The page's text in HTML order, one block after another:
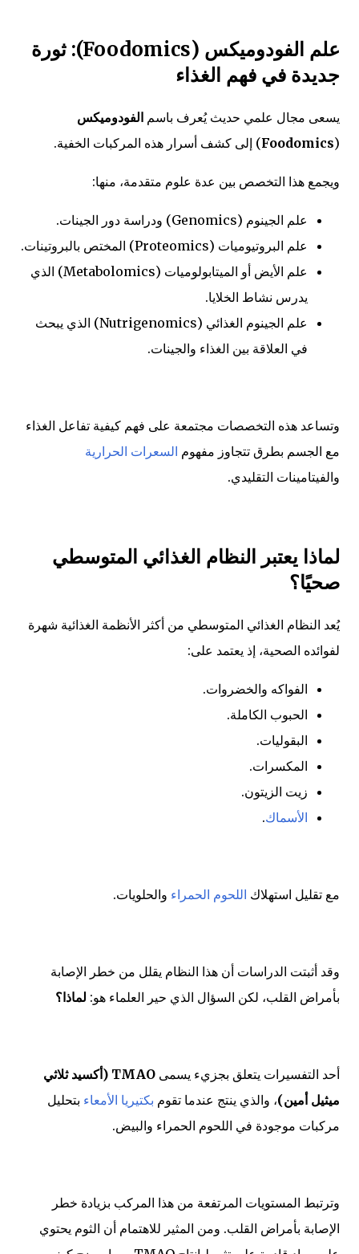
علم الفودوميكس (Foodomics): ثورة
جديدة في فهم الغذاء
يسعى مجال علمي حديث يُعرف باسم الفودوميكس
(
Foodomics) إلى كشف أسرار هذه المركبات الخفية.
ويجمع هذا التخصص بين عدة علوم متقدمة، منها:
علم الجينوم (Genomics) ودراسة دور الجينات.
علم البروتيوميات (Proteomics) المختص بالبروتينات.
علم الأيض أو الميتابولوميات (Metabolomics) الذي
يدرس نشاط الخلايا.
علم الجينوم الغذائي (Nutrigenomics) الذي يبحث
في العلاقة بين الغذاء والجينات.
وتساعد هذه التخصصات مجتمعة على فهم كيفية تفاعل الغذاء
مع الجسم بطرق تتجاوز مفهوم السعرات الحرارية
والفيتامينات التقليدي.
لماذا يعتبر النظام الغذائي المتوسطي
صحيًا؟
يُعد النظام الغذائي المتوسطي من أكثر الأنظمة الغذائية شهرة
لفوائده الصحية، إذ يعتمد على:
الفواكه والخضروات.
الحبوب الكاملة.
البقوليات.
المكسرات.
زيت الزيتون.
الأسماك.
مع تقليل استهلاك اللحوم الحمراء والحلويات.
وقد أثبتت الدراسات أن هذا النظام يقلل من خطر الإصابة
بأمراض القلب، لكن السؤال الذي حير العلماء هو: لماذا؟
أحد التفسيرات يتعلق بجزيء يسمى
TMAO (أكسيد ثلاثي
ميثيل أمين)، والذي ينتج عندما تقوم بكتيريا الأمعاء بتحليل
مركبات موجودة في اللحوم الحمراء والبيض.
وترتبط المستويات المرتفعة من هذا المركب بزيادة خطر
الإصابة بأمراض القلب. ومن المثير للاهتمام أن الثوم يحتوي